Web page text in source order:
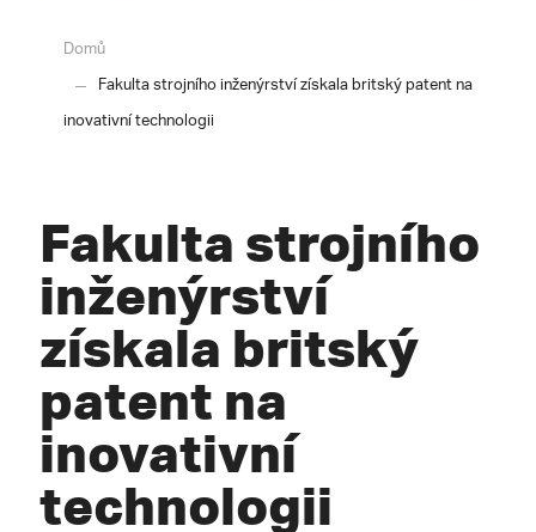
Domů
Fakulta strojního inženýrství získala britský patent na
inovativní technologii
Fakulta strojního
inženýrství
získala britský
patent na
inovativní
technologii